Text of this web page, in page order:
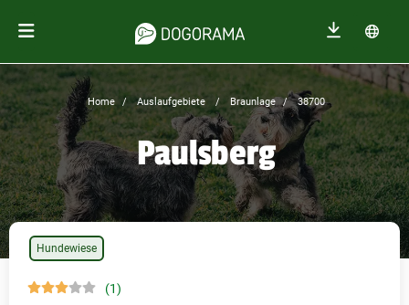
Home Auslaufgebiete Braunlage 38700
Paulsberg
(1)
Hundewiese